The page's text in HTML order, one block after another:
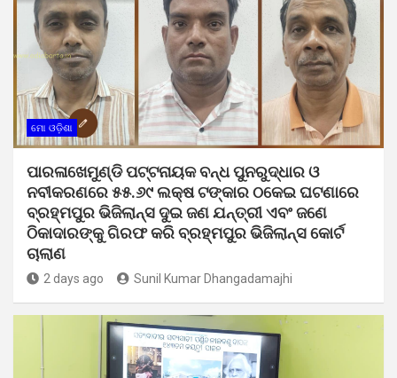
ମୋ ଓଡ଼ିଶା
ପାରଳାଖେମୁଣ୍ଡି ପଟ୍ଟନାୟକ ବନ୍ଧ ପୁନରୁଦ୍ଧାର ଓ
ନବୀକରଣରେ ୫୫.୬୯ ଲକ୍ଷ ଟଙ୍କାର ଠକେଇ ଘଟଣାରେ
ବ୍ରହ୍ମପୁର ଭିଜିଲାନ୍ସ ଦୁଇ ଜଣ ଯନ୍ତ୍ରୀ ଏବଂ ଜଣେ
ଠିକାଦାରଙ୍କୁ ଗିରଫ କରି ବ୍ରହ୍ମପୁର ଭିଜିଲାନ୍ସ କୋର୍ଟ
ଚାଲାଣ
2 days ago Sunil Kumar Dhangadamajhi